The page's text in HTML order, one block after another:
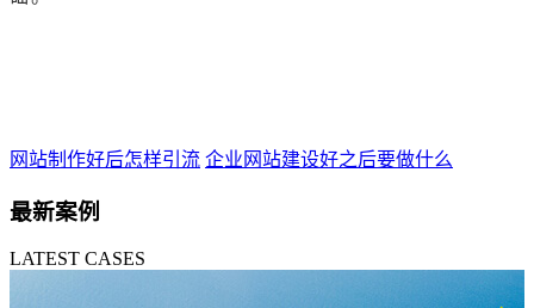
网站制作好后怎样引流 企业网站建设好之后要做什么
最新案例
LATEST CASES